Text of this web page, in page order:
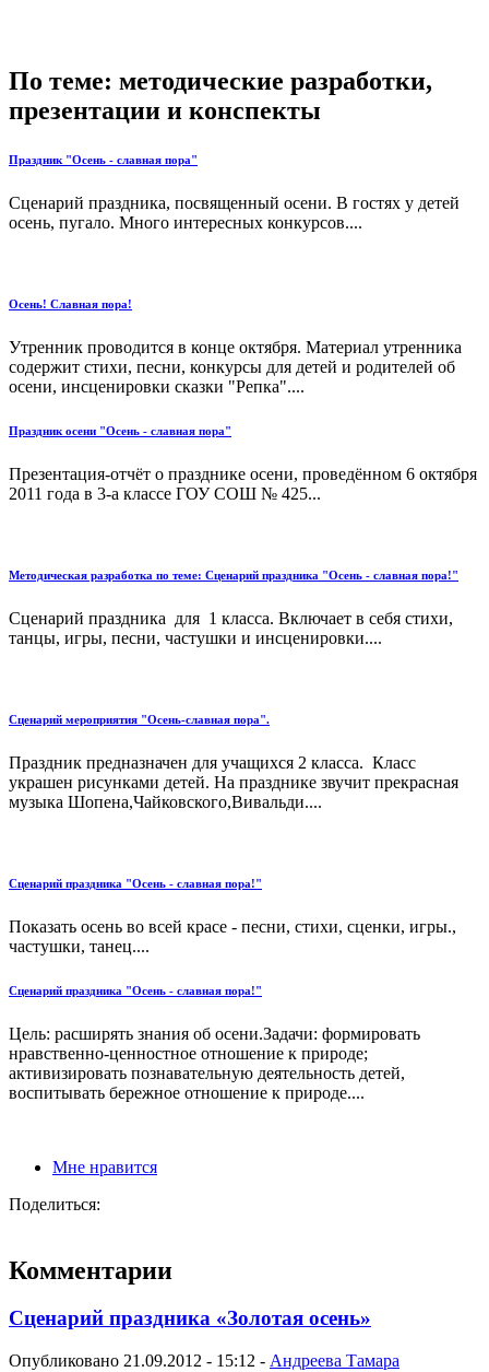
По теме: методические разработки,
презентации и конспекты
Праздник "Осень - славная пора"
Сценарий праздника, посвященный осени. В гостях у детей
осень, пугало. Много интересных конкурсов....
Осень! Славная пора!
Утренник проводится в конце октября. Материал утренника
содержит стихи, песни, конкурсы для детей и родителей об
осени, инсценировки сказки "Репка"....
Праздник осени "Осень - славная пора"
Презентация-отчёт о празднике осени, проведённом 6 октября
2011 года в 3-а классе ГОУ СОШ № 425...
Методическая разработка по теме: Сценарий праздника "Осень - славная пора!"
Сценарий праздника для 1 класса. Включает в себя стихи,
танцы, игры, песни, частушки и инсценировки....
Сценарий мероприятия "Осень-славная пора".
Праздник предназначен для учащихся 2 класса. Класс
украшен рисунками детей. На празднике звучит прекрасная
музыка Шопена,Чайковского,Вивальди....
Сценарий праздника "Осень - славная пора!"
Показать осень во всей красе - песни, стихи, сценки, игры.,
частушки, танец....
Сценарий праздника "Осень - славная пора!"
Цель: расширять знания об осени.Задачи: формировать
нравственно-ценностное отношение к природе;
активизировать познавательную деятельность детей,
воспитывать бережное отношение к природе....
Мне нравится
Поделиться:
Комментарии
Сценарий праздника «Золотая осень»
Опубликовано 21.09.2012 - 15:12 - Андреева Тамара